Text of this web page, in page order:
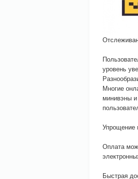
уровень
Многие
минивэны
Упрощение
Оплата
Быстрая